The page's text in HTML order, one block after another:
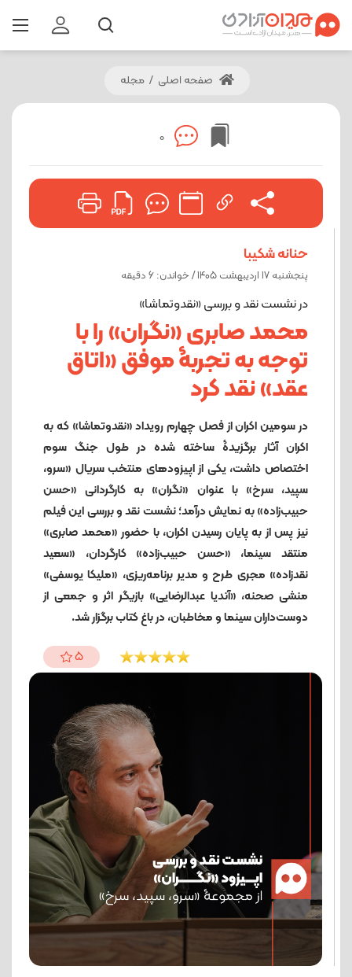
صفحه اصلی / مجله
0
حنانه شکیبا
پنجشنبه 17 اردیبهشت 1405 / خواندن: 6 دقیقه
در نشست نقد و بررسی «نقدوتماشا»
محمد صابری «نگران» را با
توجه به تجربۀ موفق «اتاق
عقد» نقد کرد
در سومین اکران از فصل چهارم رویداد «نقدوتماشا» که به
اکران آثار برگزیدۀ ساخته شده در طول جنگ سوم
اختصاص داشت، یکی از اپیزودهای منتخب سریال «سرو،
سپید، سرخ» با عنوان «نگران» به کارگردانی «حسن
حبیب‌زاده» به نمایش درآمد؛ نشست نقد و بررسی این فیلم
نیز پس از به پایان رسیدن اکران، با حضور «محمد صابری»
منتقد سینما، «حسن حبیب‌زاده» کارگردان، «سعید
نقدزاده» مجری طرح و مدیر برنامه‌ریزی، «ملیکا یوسفی»
منشی صحنه، «آندیا عبدالرضایی» بازیگر اثر و جمعی از
دوست‌داران سینما و مخاطبان، در باغ کتاب برگزار شد.
5